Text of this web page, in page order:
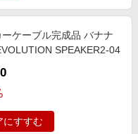
ーケーブル完成品 バナナ
SPEAKER2-04
にすすむ